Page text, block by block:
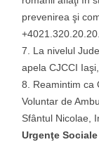
prevenirea şi
+4021.320.20.20.
La nivelul
apela CJCCI
Reamintim ca
Voluntar de
Sfântul Nicolae,
Urgenţe Sociale